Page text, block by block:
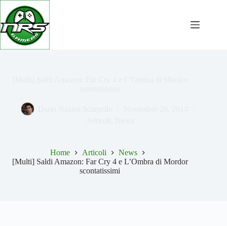
Salta
contenuto
Home Articoli
News
[Multi] Saldi Amazon: Far Cry 4 e L’Ombra di Mordor
scontatissimi